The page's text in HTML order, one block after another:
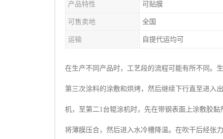
产品特性 可贴膜
可售卖地 全国
运输 自提代运均可
在生产不同产品时，工艺段的流程可能有所不同。
第三次涂料的涂敷和烘烤，然后继续下行直至进入
机，至第二1台辊涂机时，先在带钢表面上涂敷胶
将薄膜压合，然后进入水冷槽降温。在吹干后经张